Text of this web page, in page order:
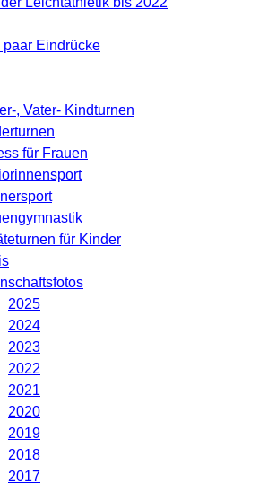
paar Eindrücke
, Vater- Kindturnen
für Frauen
für Kinder
2025
2024
2023
2022
2021
2020
2019
2018
2017